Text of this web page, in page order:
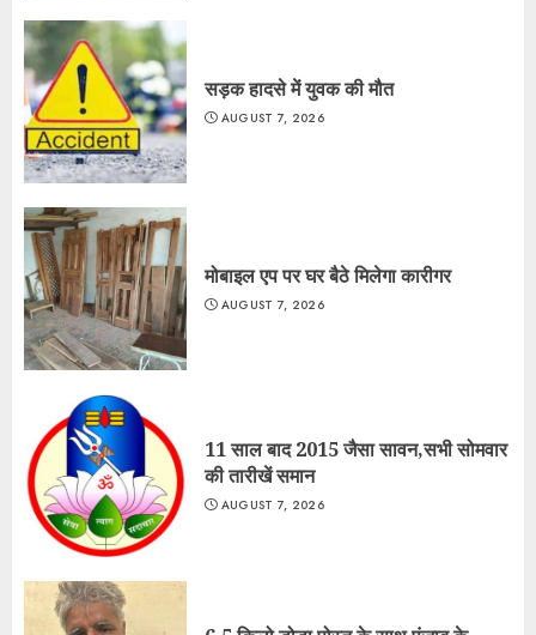
सड़क हादसे में युवक की मौत
AUGUST 7, 2026
मोबाइल एप पर घर बैठे मिलेगा कारीगर
AUGUST 7, 2026
11 साल बाद 2015 जैसा सावन,सभी सोमवार
की तारीखें समान
AUGUST 7, 2026